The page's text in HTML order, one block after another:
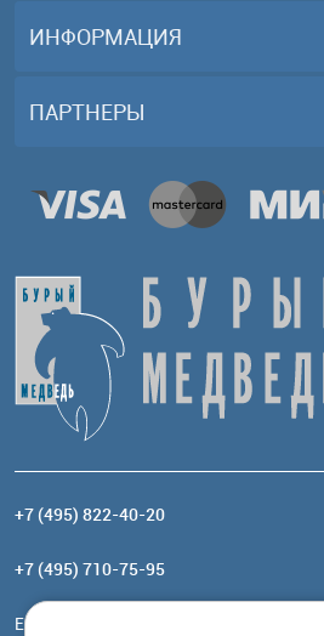
ИНФОРМАЦИЯ
ПАРТНЕРЫ
+7 (495) 822-40-20
+7 (495) 710-75-95
Email: